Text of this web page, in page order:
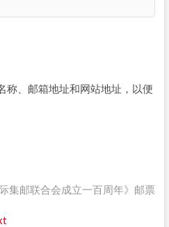
称、邮箱地址和网站地址，以便
集邮联合会成立一百周年》邮票